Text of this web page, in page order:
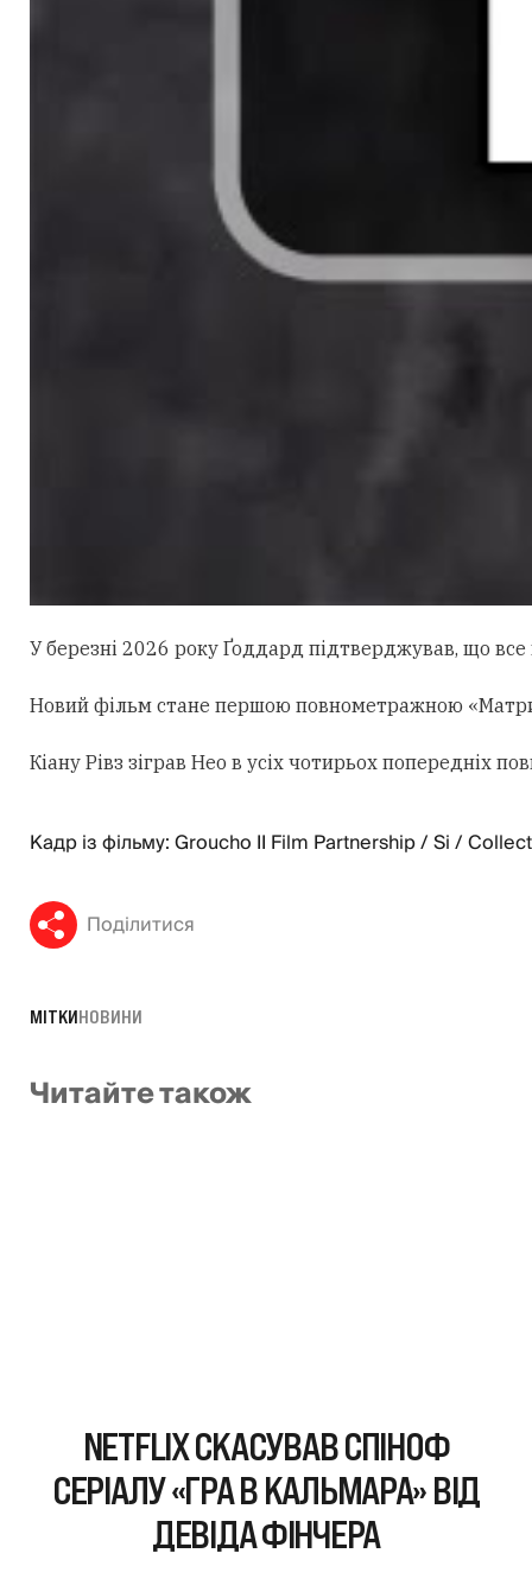
У березні 2026 року Ґоддард підтверджував, що все
Новий фільм стане першою повнометражною
Кіану Рівз зіграв Нео в усіх чотирьох попередніх
Кадр із фільму: Groucho II Film Partnership / Si /
Поділитися
МІТКИНОВИНИ
Читайте також
NETFLIX СКАСУВАВ СПІНОФ
СЕРІАЛУ «ГРА В КАЛЬМАРА» ВІД
ДЕВІДА ФІНЧЕРА